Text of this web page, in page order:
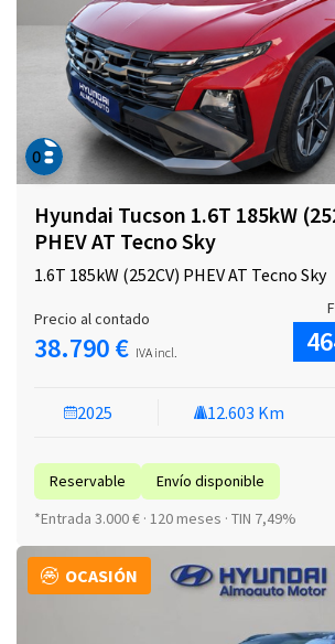
Hyundai Tucson 1.6T 185kW
PHEV AT Tecno Sky
1.6T 185kW (252CV) PHEV AT Tecno Sky
2025 12.603 Km
Reservable
Envío disponible
*Entrada 3.000 € · 120 meses · TIN 7,49%
Precio al contado
38.790 € IVA incl.
OCASIÓN